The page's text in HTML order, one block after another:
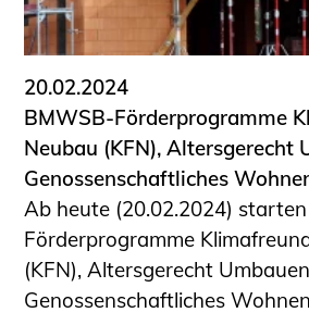
20.02.2024
BMWSB-Förderprogramme
Neubau (KFN), Altersgerecht
Genossenschaftliches
Ab heute (20.02.2024)
Förderprogramme
(KFN), Altersgerecht
Genossenschaftliches